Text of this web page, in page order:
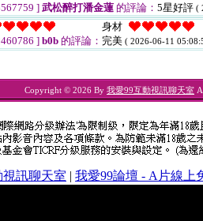
]武松醉打潘金蓮 的評論： 5星好評 (
身材
]b0b 的評論： 完美 ( 2026-06-11
Copyright © 2026 By 我愛99互動視訊聊天室
視訊聊天室 | 我愛99論壇 - A片線上